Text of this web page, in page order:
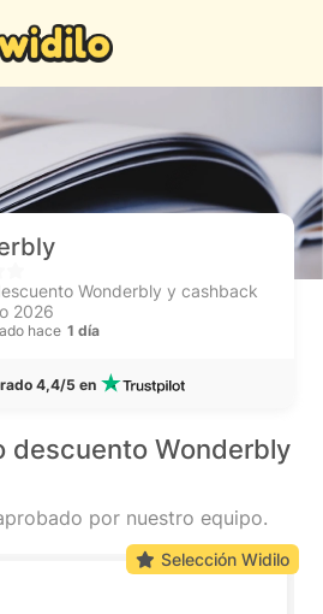
Wonderbly y cashback
2026
hace 1 día
4,4/5 en
descuento Wonderbly
por nuestro equipo.
Selección Widilo